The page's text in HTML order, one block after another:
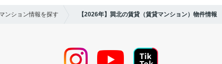
ンション情報を探す 【2026年】巽北の賃貸（賃貸マンション）物件情報